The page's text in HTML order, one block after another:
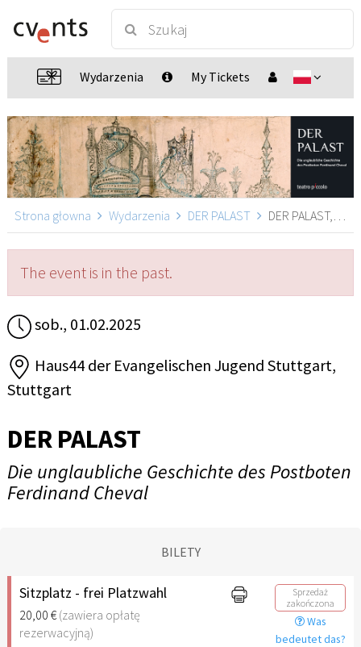
Wydarzenia My Tickets
Strona głowna Wydarzenia DER PALAST DER PALAST, Stuttgart
The event is in the past.
sob., 01.02.2025
Haus44 der Evangelischen Jugend Stuttgart,
Stuttgart
DER PALAST
Die unglaubliche Geschichte des Postboten
Ferdinand Cheval
BILETY
Sitzplatz - frei Platzwahl
20,00 €(zawiera opłatę
rezerwacyjną)
Sprzedaż
zakończona
Was
bedeutet das?